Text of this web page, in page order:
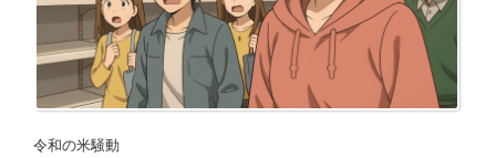
令和の米騒動